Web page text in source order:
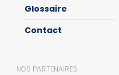
Glossaire
Contact
NOS PARTENAIRES